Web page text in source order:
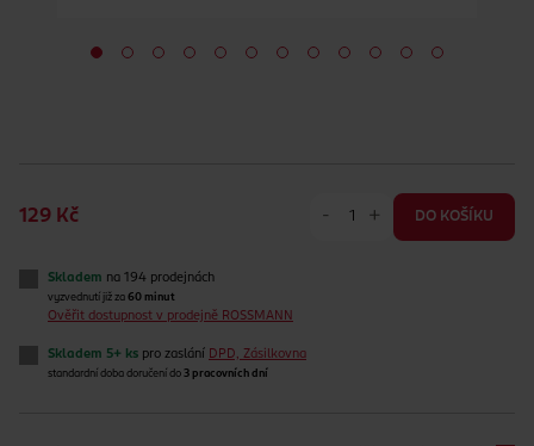
129 Kč - + DO KOŠÍKU
Skladem na 194 prodejnách
vyzvednutí již za 60 minut
Ověřit dostupnost v prodejně ROSSMANN
Skladem 5+ ks pro zaslání DPD, Zásilkovna
standardní doba doručení do 3 pracovních dní